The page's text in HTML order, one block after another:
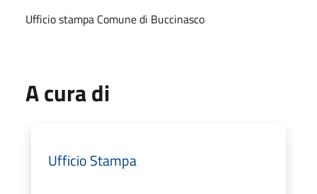
Ufficio stampa Comune di Buccinasco
A cura di
Ufficio Stampa